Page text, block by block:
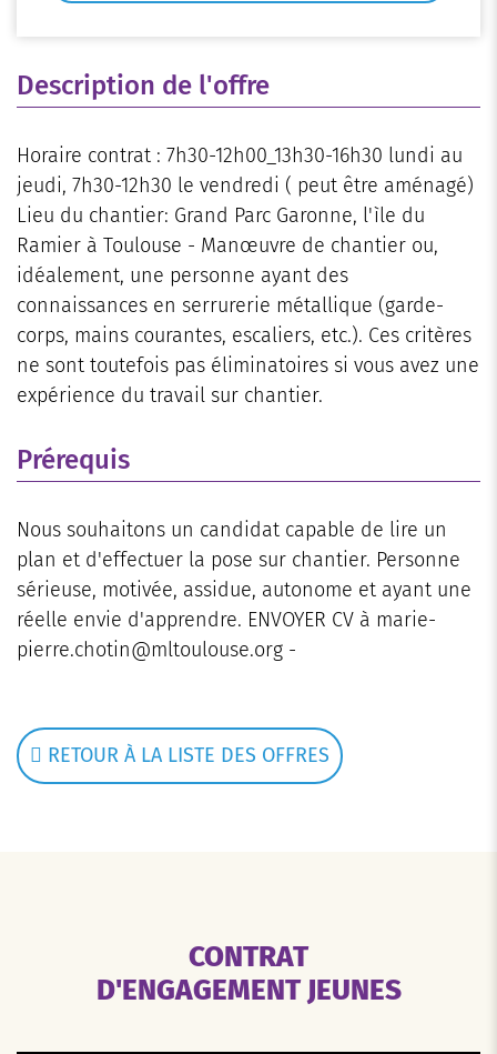
Description de l'offre
Horaire contrat : 7h30-12h00_13h30-16h30 lundi au
jeudi, 7h30-12h30 le vendredi ( peut être aménagé)
Lieu du chantier: Grand Parc Garonne, l'ìle du
Ramier à Toulouse - Manœuvre de chantier ou,
idéalement, une personne ayant des
connaissances en serrurerie métallique (garde-
corps, mains courantes, escaliers, etc.). Ces critères
ne sont toutefois pas éliminatoires si vous avez une
expérience du travail sur chantier.
Prérequis
Nous souhaitons un candidat capable de lire un
plan et d'effectuer la pose sur chantier. Personne
sérieuse, motivée, assidue, autonome et ayant une
réelle envie d'apprendre. ENVOYER CV à marie-
pierre.chotin@mltoulouse.org -
RETOUR À LA LISTE DES OFFRES
CONTRAT
D'ENGAGEMENT JEUNES